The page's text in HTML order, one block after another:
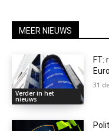
MEER NIEUWS
Verder in het
nieuws
FT:
31